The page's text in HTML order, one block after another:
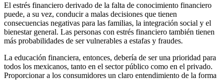
El estrés financiero derivado de la falta de conocimiento financiero
puede, a su vez, conducir a malas decisiones que tienen
consecuencias negativas para las familias, la integración social y el
bienestar general. Las personas con estrés financiero también tienen
más probabilidades de ser vulnerables a estafas y fraudes.
La educación financiera, entonces, debería de ser una prioridad para
todos los mexicanos, tanto en el sector público como en el privado.
Proporcionar a los consumidores un claro entendimiento de la forma